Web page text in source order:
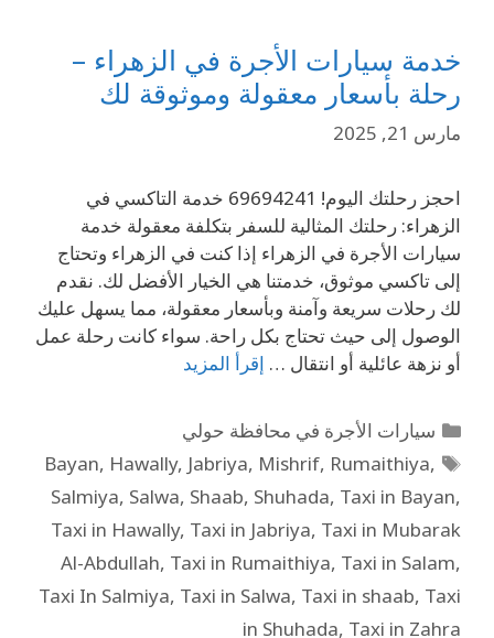
خدمة سيارات الأجرة في الزهراء –
رحلة بأسعار معقولة وموثوقة لك
مارس 21, 2025
احجز رحلتك اليوم! 69694241 خدمة التاكسي في
الزهراء: رحلتك المثالية للسفر بتكلفة معقولة خدمة
سيارات الأجرة في الزهراء إذا كنت في الزهراء وتحتاج
إلى تاكسي موثوق، خدمتنا هي الخيار الأفضل لك. نقدم
لك رحلات سريعة وآمنة وبأسعار معقولة، مما يسهل عليك
الوصول إلى حيث تحتاج بكل راحة. سواء كانت رحلة عمل
أو نزهة عائلية أو انتقال … إقرأ المزيد
سيارات الأجرة في محافظة حولي
Bayan, Hawally, Jabriya, Mishrif, Rumaithiya,
Salmiya, Salwa, Shaab, Shuhada, Taxi in Bayan,
Taxi in Hawally, Taxi in Jabriya, Taxi in Mubarak
Al-Abdullah, Taxi in Rumaithiya, Taxi in Salam,
Taxi In Salmiya, Taxi in Salwa, Taxi in shaab, Taxi
in Shuhada, Taxi in Zahra